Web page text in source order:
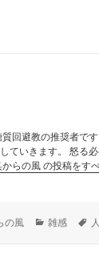
回避教の推奨者で
ていきます。 怒る
からの風 の投稿をす
の風
カ
雑感
タ